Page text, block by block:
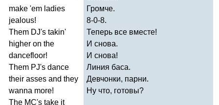
make 'em ladies
jealous!
Them DJ's takin'
higher on the
dancefloor!
Them PJ's dance
their asses and they
wanna more!
The MC's take it
Громче.
8-0-8.
Теперь все вместе!
И снова.
И снова!
Линия баса.
Девчонки, парни.
Ну что, готовы?